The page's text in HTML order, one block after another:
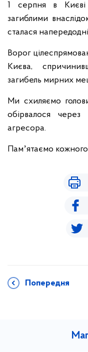
1 серпня в
загиблими
сталася
Ворог
Києва,
загибель мирних
Ми схиляємо
обірвалося
агресора.
Памʼятаємо
Попередня